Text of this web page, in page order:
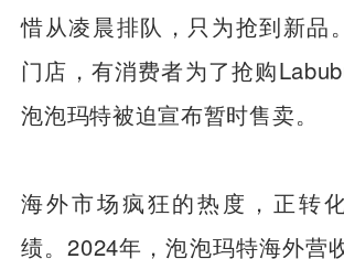
惜从凌晨排队，只为抢到新品
门店，有消费者为了抢购
泡泡玛特被迫宣布暂时售卖。
海外市场疯狂的热度，正转
绩。2024年，泡泡玛特海外营